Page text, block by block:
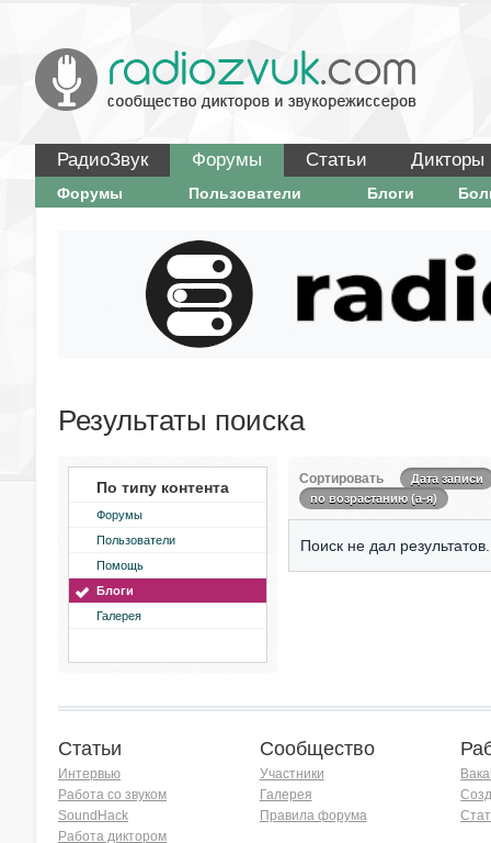
РадиоЗвук Форумы Статьи Дикторы
Форумы Пользователи Блоги
Результаты поиска
По типу контента
Форумы
Пользователи
Помощь
Блоги
Галерея
Сортировать
Дата записи
по возрастанию (а-я)
Поиск не дал результатов.
Статьи
Интервью
Работа со звуком
SoundHack
Работа диктором
Сообщество
Участники
Галерея
Правила форума